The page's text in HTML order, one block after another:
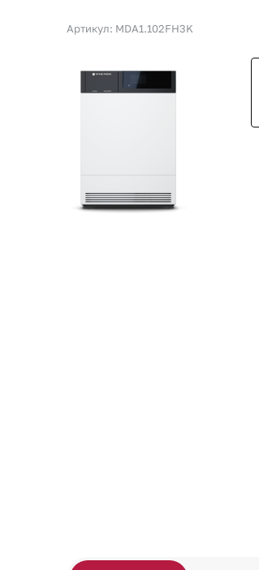
Артикул: MDA1.102FH3K